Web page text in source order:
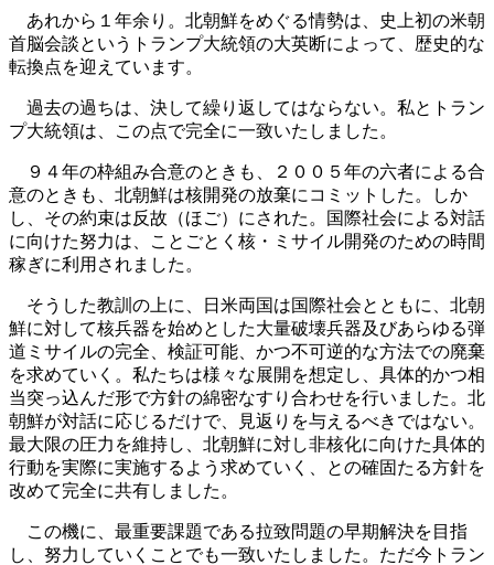
あれから１年余り。北朝鮮をめぐる情勢は、史上初の米朝
首脳会談というトランプ大統領の大英断によって、歴史的な
転換点を迎えています。
過去の過ちは、決して繰り返してはならない。私とトラン
プ大統領は、この点で完全に一致いたしました。
９４年の枠組み合意のときも、２００５年の六者による合
意のときも、北朝鮮は核開発の放棄にコミットした。しか
し、その約束は反故（ほご）にされた。国際社会による対話
に向けた努力は、ことごとく核・ミサイル開発のための時間
稼ぎに利用されました。
そうした教訓の上に、日米両国は国際社会とともに、北朝
鮮に対して核兵器を始めとした大量破壊兵器及びあらゆる弾
道ミサイルの完全、検証可能、かつ不可逆的な方法での廃棄
を求めていく。私たちは様々な展開を想定し、具体的かつ相
当突っ込んだ形で方針の綿密なすり合わせを行いました。北
朝鮮が対話に応じるだけで、見返りを与えるべきではない。
最大限の圧力を維持し、北朝鮮に対し非核化に向けた具体的
行動を実際に実施するよう求めていく、との確固たる方針を
改めて完全に共有しました。
この機に、最重要課題である拉致問題の早期解決を目指
し、努力していくことでも一致いたしました。ただ今トラン